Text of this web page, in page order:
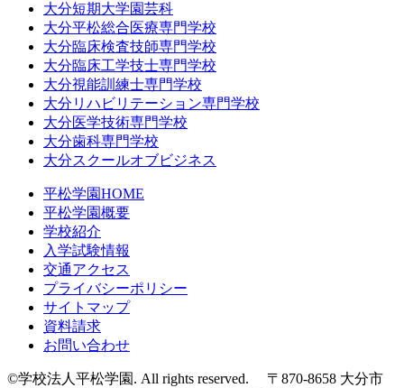
大分短期大学園芸科
大分平松総合医療専門学校
大分臨床検査技師専門学校
大分臨床工学技士専門学校
大分視能訓練士専門学校
大分リハビリテーション専門学校
大分医学技術専門学校
大分歯科専門学校
大分スクールオブビジネス
平松学園HOME
平松学園概要
学校紹介
入学試験情報
交通アクセス
プライバシーポリシー
サイトマップ
資料請求
お問い合わせ
©学校法人平松学園. All rights reserved. 〒870-8658 大分市